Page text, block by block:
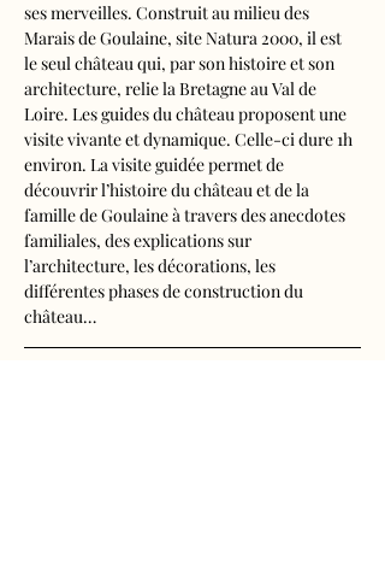
ses merveilles. Construit au milieu des
Marais de Goulaine, site Natura 2000, il est
le seul château qui, par son histoire et son
architecture, relie la Bretagne au Val de
Loire. Les guides du château proposent une
visite vivante et dynamique. Celle-ci dure 1h
environ. La visite guidée permet de
découvrir l’histoire du château et de la
famille de Goulaine à travers des anecdotes
familiales, des explications sur
l’architecture, les décorations, les
différentes phases de construction du
château…